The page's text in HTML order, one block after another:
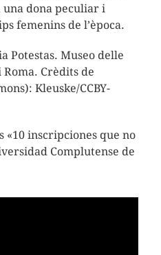
dona peculiar i
femenins de l’època.
Potestas. Museo delle
Crèdits de
Kleuske/CCBY-
«10 inscripciones que no
Complutense de